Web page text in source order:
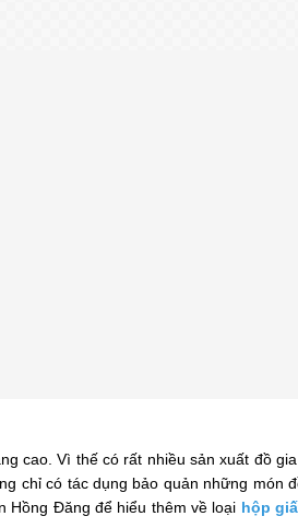
cao. Vì thế có rất nhiều sản xuất đồ
chỉ có tác dụng bảo quản những món
Hồng Đăng để hiểu thêm về loại hộp